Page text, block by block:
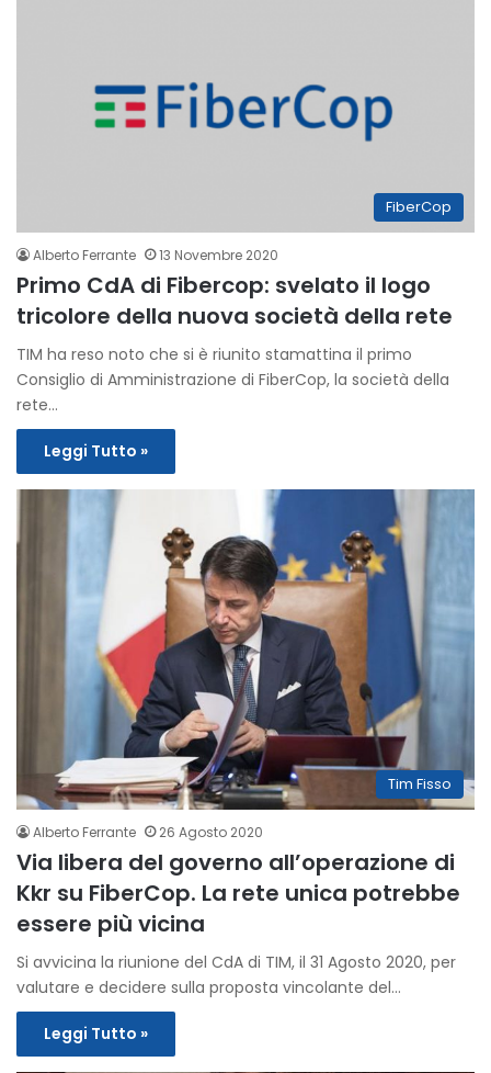
FiberCop
Alberto Ferrante 13 Novembre 2020
Primo CdA di Fibercop: svelato il logo
tricolore della nuova società della rete
TIM ha reso noto che si è riunito stamattina il primo
Consiglio di Amministrazione di FiberCop, la società della
rete…
Leggi Tutto »
Tim Fisso
Alberto Ferrante 26 Agosto 2020
Via libera del governo all’operazione di
Kkr su FiberCop. La rete unica potrebbe
essere più vicina
Si avvicina la riunione del CdA di TIM, il 31 Agosto 2020, per
valutare e decidere sulla proposta vincolante del…
Leggi Tutto »